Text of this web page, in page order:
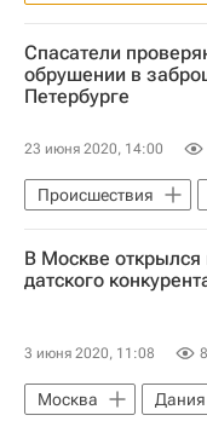
Санкт-Петербург
Спасатели
обрушении в
Петербурге
23 июня 2020, 14:00
Происшествия
В Москве
датского
3 июня 2020, 11:08
Москва
Дания